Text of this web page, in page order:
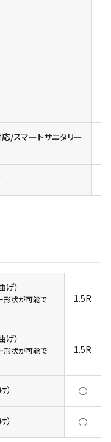
/スマートサニタリー
）
形状が可能で
1.5R
）
形状が可能で
1.5R
） ◯
） ◯